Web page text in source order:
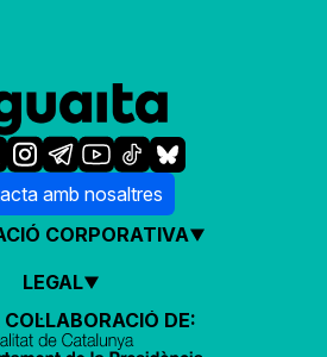
amb nosaltres
CORPORATIVA
LEGAL
DE: